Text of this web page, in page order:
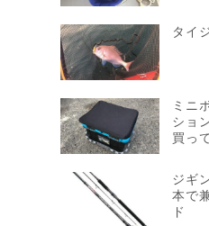
タイ
ミニ
ショ
買っ
ジギ
本で
ド